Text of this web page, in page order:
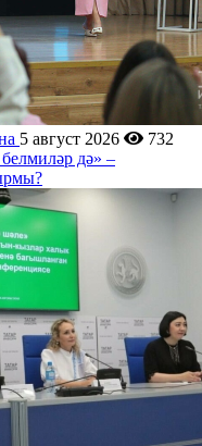
5 август 2026
732
дә» –